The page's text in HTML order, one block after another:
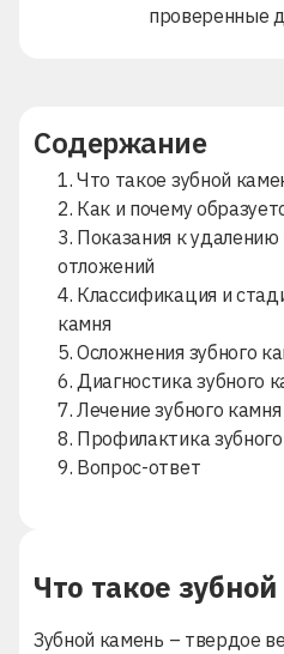
Содержание
1. Что такое зубной
2. Как и почему
3. Показания к
отложений
4. Классификация и
камня
5. Осложнения зубного
6. Диагностика зубного
7. Лечение зубного камня
8. Профилактика
9. Вопрос-ответ
Что такое
Зубной камень – твердое
проверенные